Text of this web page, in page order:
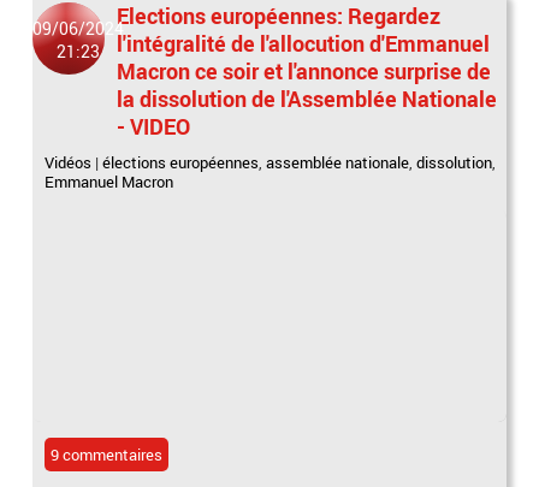
09/06/2024
21:23
Elections européennes: Regardez
l'intégralité de l'allocution d'Emmanuel
Macron ce soir et l'annonce surprise de
la dissolution de l'Assemblée Nationale
- VIDEO
Vidéos |élections européennes,assemblée nationale,dissolution,
Emmanuel Macron
9 commentaires